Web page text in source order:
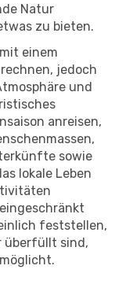
Natur
zu bieten.
einem
jedoch
und
anreisen,
sowie
lokale Leben
feststellen,
überfüllt sind,